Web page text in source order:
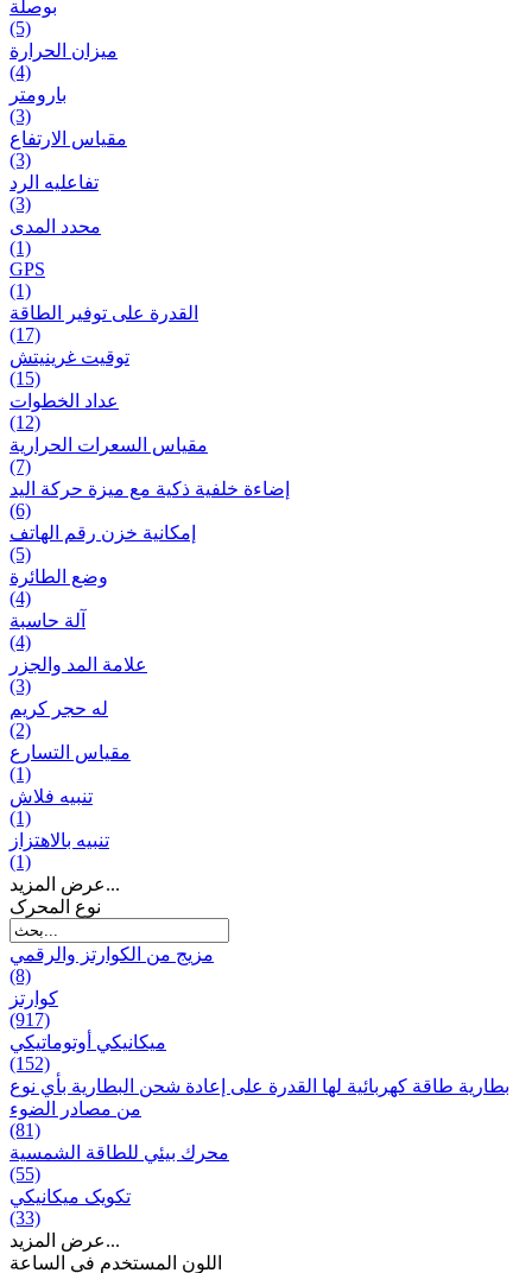
بوصلة
(5)
ميزان الحرارة
(4)
بارومتر
(3)
مقياس الارتفاع
(3)
تفاعلیه الرد
(3)
محدد المدى
(1)
GPS
(1)
القدرة على توفير الطاقة
(17)
توقيت غرينيتش
(15)
عداد الخطوات
(12)
مقیاس السعرات الحرارية
(7)
إضاءة خلفية ذكية مع ميزة حرکة اليد
(6)
إمكانية خزن رقم الهاتف
(5)
وضع الطائرة
(4)
آلة حاسبة
(4)
علامة المد والجزر
(3)
له حجر كريم
(2)
مقياس التسارع
(1)
تنبيه فلاش
(1)
تنبيه بالاهتزاز
(1)
عرض المزيد...
نوع المحرک
مزيج من الكوارتز والرقمي
(8)
كوارتز
(917)
ميكانيكي أوتوماتيكي
(152)
بطارية طاقة كهربائية لها القدرة على إعادة شحن البطارية بأي نوع
من مصادر الضوء
(81)
محرك بيئي للطاقة الشمسية
(55)
تکویک ميكانيكي
(33)
عرض المزيد...
اللون المستخدم في الساعة